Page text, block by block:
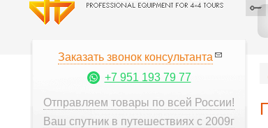
Заказать звонок консультанта
+7 951 193 79 77
Отправляем товары по всей России!
Ваш спутник в путешествиях с 2009г